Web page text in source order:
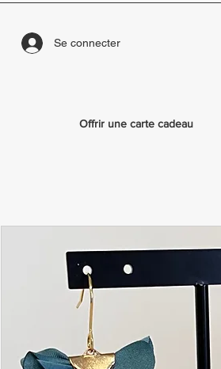
Se connecter
Offrir une carte cadeau